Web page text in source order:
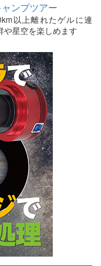
ンプツアー
以上離れたゲルに連
や星空を楽しめます